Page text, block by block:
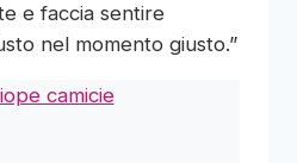
e faccia sentire
nel momento giusto.”